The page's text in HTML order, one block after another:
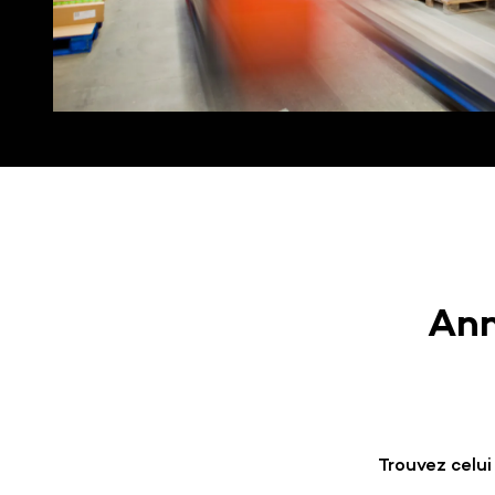
Shipping Management
Suivez chaque colis de la
préparation à la livraison,
multi-transporteurs.
Pilotez vos prestataires
l'exécution chez chaque 3PL.
WMS Middleware
Connectez n'importe quel
WMS et faites sortir la
rendez-
Documentation API
Developper portal
Trouvez